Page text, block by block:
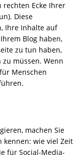
rechten Ecke Ihrer
Diese
Ihre Inhalte auf
Blog haben,
zu tun haben,
müssen. Wenn
Menschen
machen Sie
kennen: wie viel Zeit
für Social-Media-